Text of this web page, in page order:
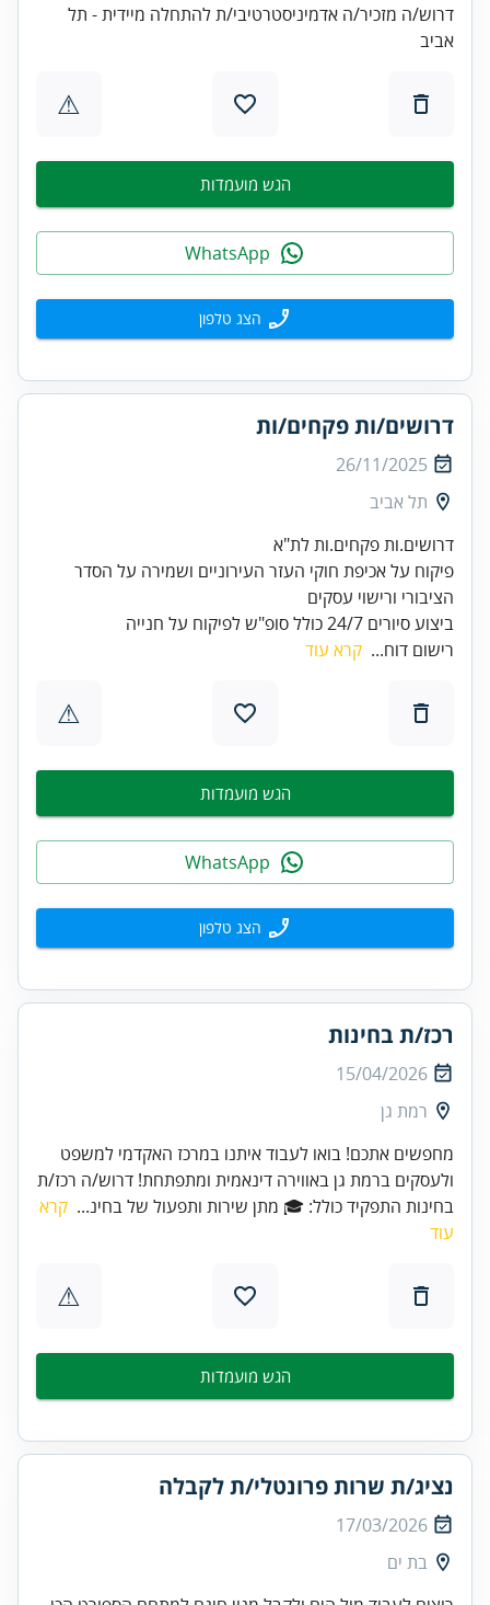
דרוש/ה מזכיר/ה אדמיניסטרטיבי/ת להתחלה מיידית - תל
אביב
⚠
הגש מועמדות
הצג טלפון
דרושים/ות פקחים/ות
26/11/2025
תל אביב
פיקוח על אכיפת חוקי העזר העירוניים ושמירה על הסדר
ביצוע סיורים 24/7 כולל סופ"ש לפיקוח על חנייה
רישום דוח... קרא עוד
⚠
הגש מועמדות
הצג טלפון
רכז/ת בחינות
15/04/2026
רמת גן
מחפשים אתכם! בואו לעבוד איתנו במרכז האקדמי למשפט
ולעסקים ברמת גן באווירה דינאמית ומתפתחת! דרוש/ה רכז/ת
בחינות התפקיד כולל: 🎓 מתן שירות ותפעול של בחינ... קרא
עוד
⚠
הגש מועמדות
נציג/ת שרות פרונטלי/ת לקבלה
17/03/2026
בת ים